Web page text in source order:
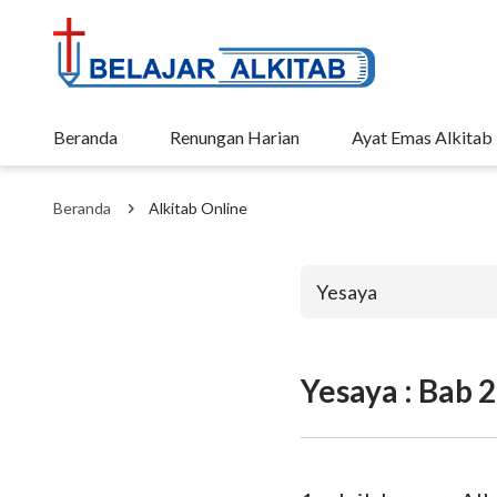
Beranda Renungan Harian Ayat Emas Alkitab
Beranda Alkitab Online
Yesaya
Perjanjian
Yesaya : Bab 2